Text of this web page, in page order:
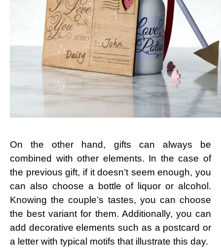
On the other hand, gifts can always be
combined with other elements. In the case of
the previous gift, if it doesn’t seem enough, you
can also choose a bottle of liquor or alcohol.
Knowing the couple’s tastes, you can choose
the best variant for them. Additionally, you can
add decorative elements such as a postcard or
a letter with typical motifs that illustrate this day.